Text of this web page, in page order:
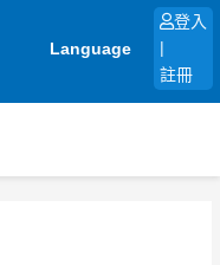
Language
登入
註冊